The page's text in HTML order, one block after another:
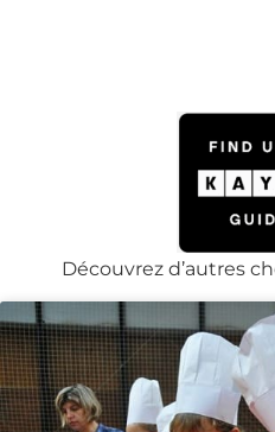
Découvrez d’autres